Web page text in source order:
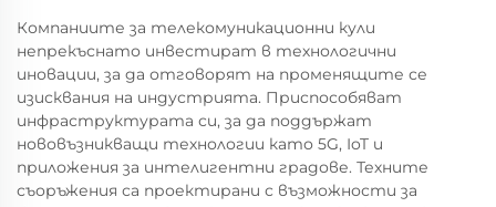
Компаниите за телекомуникационни кули
непрекъснато инвестират в технологични
иновации, за да отговорят на променящите се
изисквания на индустрията. Приспособяват
инфраструктурата си, за да поддържат
нововъзникващи технологии като 5G, IoT и
приложения за интелигентни градове. Техните
съоръжения са проектирани с възможности за